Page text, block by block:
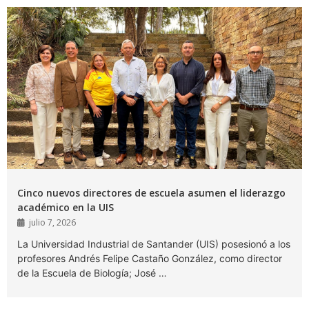
Cinco nuevos directores de escuela asumen el liderazgo
académico en la UIS
julio 7, 2026
La Universidad Industrial de Santander (UIS) posesionó a los
profesores Andrés Felipe Castaño González, como director
de la Escuela de Biología; José …